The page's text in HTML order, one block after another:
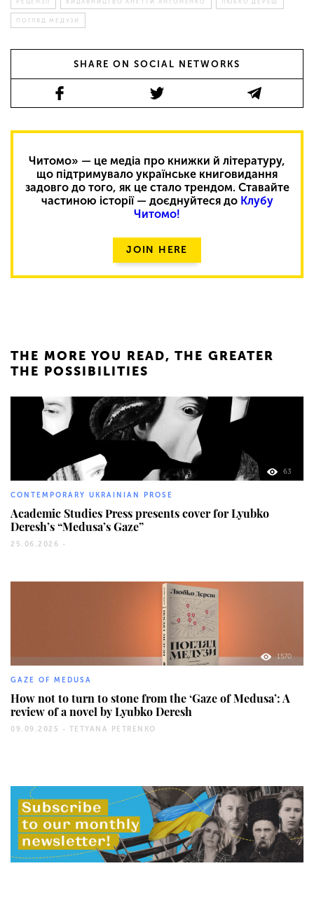
ПОГЛЯД МЕДУЗИ
SHARE ON SOCIAL NETWORKS
Читомо» — це медіа про книжки й літературу,
що підтримувало українське книговидання
задовго до того, як це стало трендом. Ставайте
частиною історії — доєднуйтеся до Клубу
Читомо!
JOIN HERE
THE MORE YOU READ, THE GREATER
THE POSSIBILITIES
63
CONTEMPORARY UKRAINIAN PROSE
Academic Studies Press presents cover for Lyubko
Deresh’s “Medusa’s Gaze”
25.06.2026 -
1570
GAZE OF MEDUSA
How not to turn to stone from the ‘Gaze of Medusa’: A
review of a novel by Lyubko Deresh
09.09.2025 - TETYANA PETRENKO